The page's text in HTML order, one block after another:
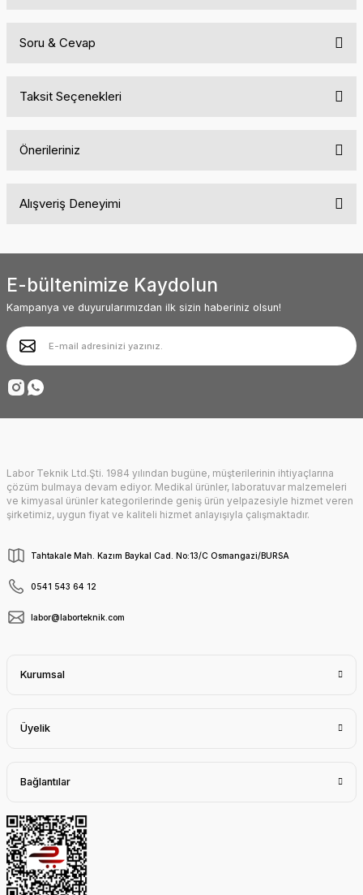
Soru & Cevap
Taksit Seçenekleri
Önerileriniz
konularda yetersiz gördüğünüz noktaları öneri formunu kullanarak
Ürün resmi kalitesiz, bozuk veya görüntülenemiyor.
Ürün açıklamasında eksik bilgiler bulunuyor.
Ürün fiyatı diğer sitelerden daha pahalı.
Bu ürüne benzer farklı alternatifler olmalı.
Gönder
Alışveriş Deneyimi
ve menü yapısı oldukça kullanışlı. Diğer
baktırıyor. Başarılarınız sürekli olsun.
Deneyimini Paylaş
E-bültenimize Kaydolun
Kampanya ve duyurularımızdan ilk sizin haberiniz olsun!
Labor Teknik Ltd.Şti. 1984 yılından bugüne, müşterilerinin ihtiyaçlarına
çözüm bulmaya devam ediyor. Medikal ürünler, laboratuvar malzemeleri
ve kimyasal ürünler kategorilerinde geniş ürün yelpazesiyle hizmet veren
şirketimiz, uygun fiyat ve kaliteli hizmet anlayışıyla çalışmaktadır.
Tahtakale Mah. Kazım Baykal Cad. No:13/C Osmangazi/BURSA
0541 543 64 12
labor@laborteknik.com
Kurumsal
Üyelik
Bağlantılar